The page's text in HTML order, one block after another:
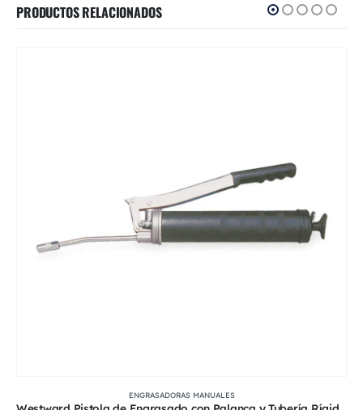
PRODUCTOS RELACIONADOS
ENGRASADORAS MANUALES